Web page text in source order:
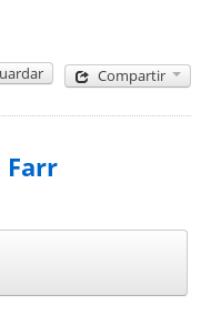
Compartir
Farr